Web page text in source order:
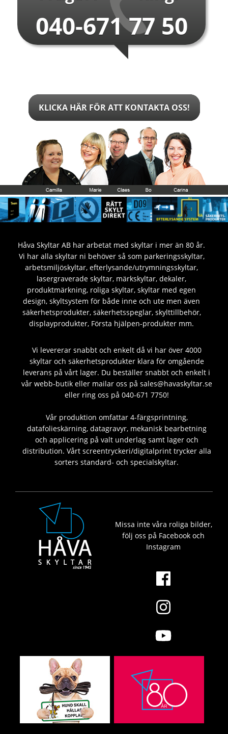
040-671 77 50
KLICKA HÄR FÖR ATT KONTAKTA OSS!
Håva Skyltar AB har arbetat med skyltar i mer än 80 år.
Vi har alla skyltar ni behöver så som parkeringsskyltar,
arbetsmiljöskyltar, efterlysande/utrymningsskyltar,
lasergraverade skyltar, märkskyltar, dekaler,
produktmärkning, roliga skyltar, skyltar med egen
design, skyltsystem för både inne och ute men även
säkerhetsprodukter, säkerhetsspeglar, skylttillbehör,
displayprodukter, Första hjälpen-produkter mm.
Vi levererar snabbt och enkelt då vi har över 4000
skyltar och säkerhetsprodukter klara för omgående
leverans på vårt lager. Du beställer snabbt och enkelt i
vår webb-butik eller mailar oss på sales@havaskyltar.se
eller ring oss på 040-671 7750!
Vår produktion omfattar 4-färgsprintning,
datafolieskärning, datagravyr, mekanisk bearbetning
och applicering på valt underlag samt lager och
distribution. Vårt screentryckeri/digitalprint trycker alla
sorters standard- och specialskyltar.
Missa inte våra roliga bilder,
följ oss på Facebook och
Instagram